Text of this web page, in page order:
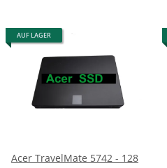
AUF LAGER
Acer TravelMate 5742 - 128